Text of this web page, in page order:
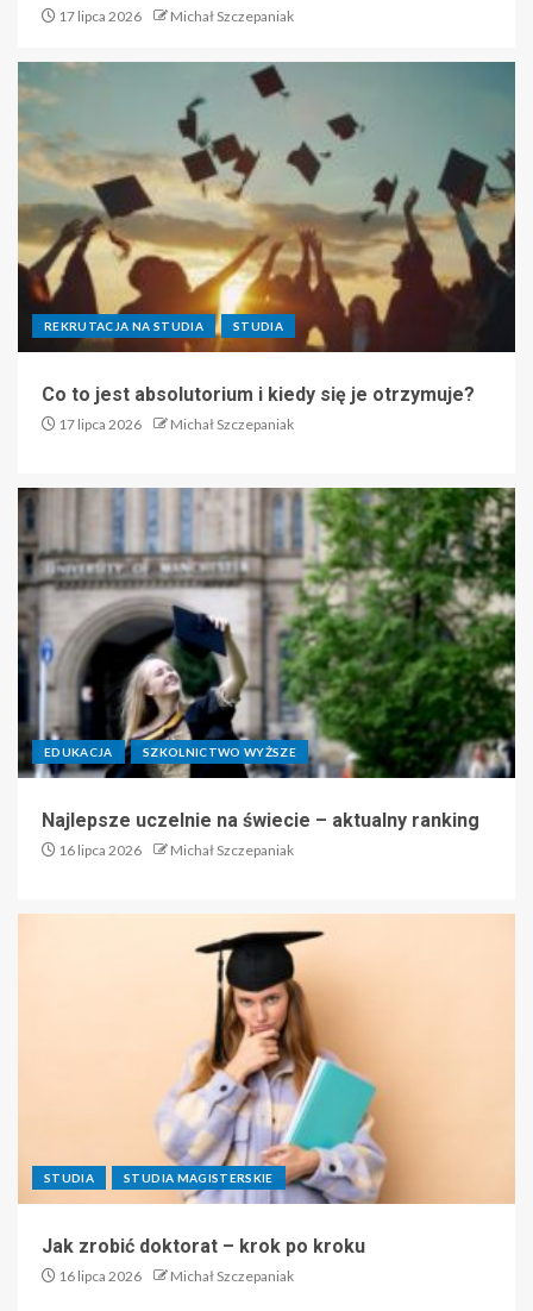
17 lipca 2026 Michał Szczepaniak
REKRUTACJA NA STUDIA STUDIA
Co to jest absolutorium i kiedy się je otrzymuje?
17 lipca 2026 Michał Szczepaniak
EDUKACJA SZKOLNICTWO WYŻSZE
Najlepsze uczelnie na świecie – aktualny ranking
16 lipca 2026 Michał Szczepaniak
STUDIA STUDIA MAGISTERSKIE
Jak zrobić doktorat – krok po kroku
16 lipca 2026 Michał Szczepaniak